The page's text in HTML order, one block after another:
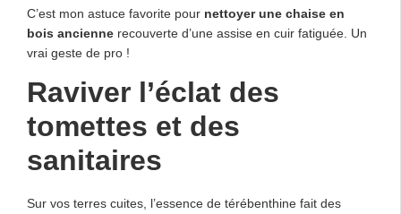
C’est mon astuce favorite pour nettoyer une chaise en
bois ancienne recouverte d’une assise en cuir fatiguée. Un
vrai geste de pro !
Raviver l’éclat des
tomettes et des
sanitaires
Sur vos terres cuites, l’essence de térébenthine fait des